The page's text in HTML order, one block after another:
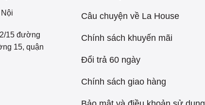
15 đường
15, quận
Câu chuyện về La House
Chính sách khuyến mãi
Đổi trả 60 ngày
Chính sách giao hàng